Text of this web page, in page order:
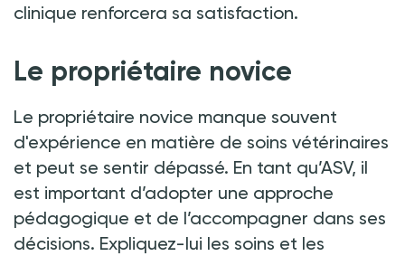
clinique renforcera sa satisfaction.
Le propriétaire novice
Le propriétaire novice manque souvent
d'expérience en matière de soins vétérinaires
et peut se sentir dépassé. En tant qu’ASV, il
est important d’adopter une approche
pédagogique et de l’accompagner dans ses
décisions. Expliquez-lui les soins et les